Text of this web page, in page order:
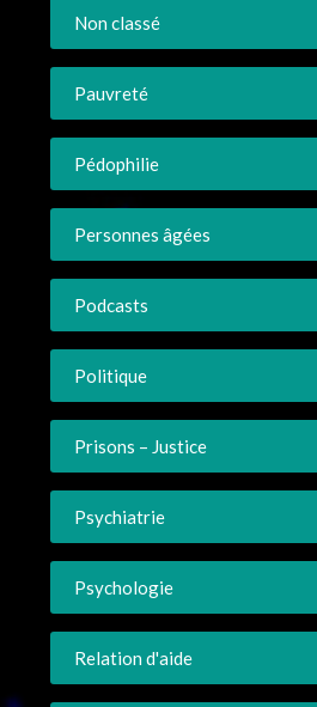
Non classé
Pauvreté
Pédophilie
Personnes âgées
Podcasts
Politique
Prisons – Justice
Psychiatrie
Psychologie
Relation d'aide